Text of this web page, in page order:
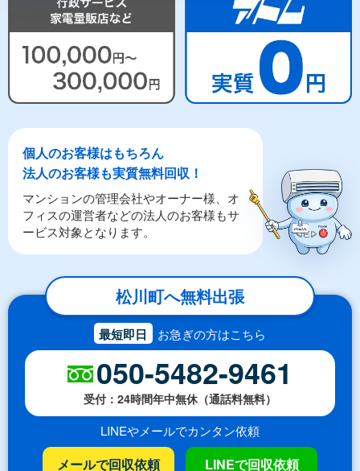
個人のお客様はもちろん
法人のお客様も実質無料回収！
マンションの管理会社やオーナー様、オ
フィスの運営者などの法人のお客様もサ
ービス対象となります。
松川町へ無料出張
最短即日 お急ぎの方はこちら
050-5482-9461
受付：24時間年中無休（通話料無料）
LINEやメールでカンタン依頼
メールで回収依頼 LINEで回収依頼